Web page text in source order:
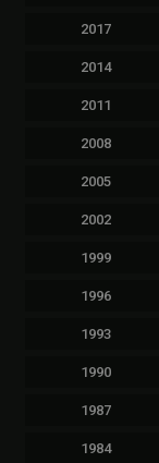
2017
2014
2011
2008
2005
2002
1999
1996
1993
1990
1987
1984